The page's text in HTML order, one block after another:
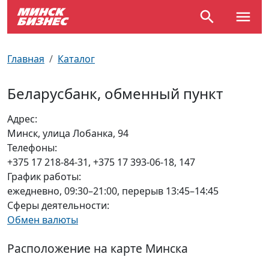
Главная Каталог
Беларусбанк, обменный пункт
Адрес:
Минск, улица Лобанка, 94
Телефоны:
+375 17 218-84-31, +375 17 393-06-18, 147
График работы:
ежедневно, 09:30–21:00, перерыв 13:45–14:45
Сферы деятельности:
Обмен валюты
Расположение на карте Минска
Улицы Минска
Производственный календарь
Документы для ЗАГСа
Пробки на дорогах
Самолеты